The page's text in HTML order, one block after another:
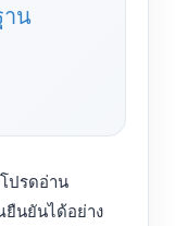
าน
ปรดอ่าน
นยันได้อย่าง